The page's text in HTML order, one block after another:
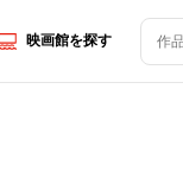
映画館を探す